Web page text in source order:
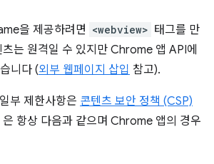
을 제공하려면 <webview> 태그를 만
는 원격일 수 있지만 Chrome 앱 API에
니다 (외부 웹페이지 삽입 참고).
부 제한사항은 콘텐츠 보안 정책 (CSP)
항상 다음과 같으며 Chrome 앱의 경우